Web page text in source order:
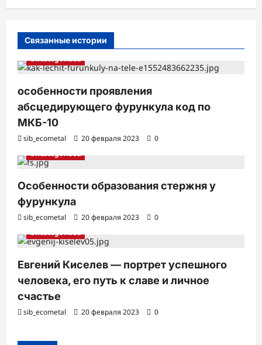
и
Связанные истории
Uncategorised
особенности проявления
абсцедирующего фурункула код по
МКБ-10
sib_ecometal 20 февраля 2023
0
Uncategorised
Особенности образования стержня у
фурункула
sib_ecometal 20 февраля 2023
0
Uncategorised
Евгений Киселев — портрет успешного
человека, его путь к славе и личное
счастье
sib_ecometal 20 февраля 2023 0